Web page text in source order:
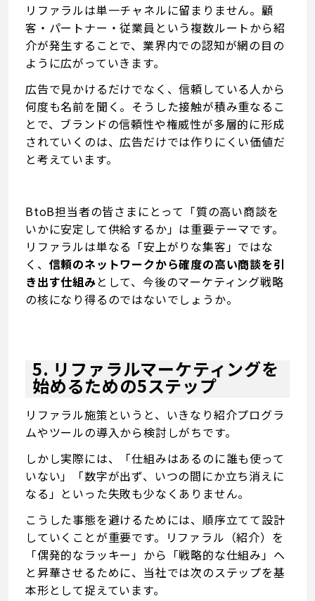
リファラルは単一チャネルに留まりません。顧
客・パートナー・従業員という複数ルートから紹
介が発生することで、業界内での認知が網の目の
ように広がっていきます。
広告で見かけるだけでなく、信頼している人から
何度も名前を聞く。そうした接触が積み重なるこ
とで、ブランドの信頼性や権威性が多層的に形成
されていくのは、広告だけでは作りにくい価値だ
と考えています。
BtoB担当者の皆さまにとって「質の高い商談を
いかに安定して供給するか」は重要テーマです。
リファラルは単なる「安上がりな集客」ではな
く、 信頼のネットワークから確度の高い商談を引
き出す仕組みとして、今後のマーケティング戦略
の核になり得るのではないでしょうか。
5. リファラルマーケティングを
始めるための5ステップ
リファラル施策というと、いきなり紹介プログラ
ムやツールの導入から検討しがちです。
しかし実際には、「仕組みはあるのに誰も使って
いない」「数字が出ず、いつの間にか立ち消えに
なる」といった失敗も少なくありません。
こうした事態を避けるためには、順序立てて設計
していくことが重要です。リファラル（紹介）を
「偶発的なラッキー」から「戦略的な仕組み」へ
と昇華させるために、当社では次のステップを基
本形として捉えています。